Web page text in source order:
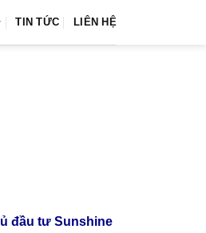
TIN TỨC LIÊN HỆ
đầu tư Sunshine